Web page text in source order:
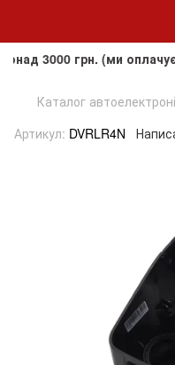
грн. (ми оплачуємо
Каталог
Артикул: DVRLR4N